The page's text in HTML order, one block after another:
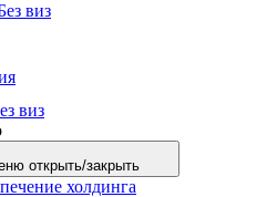
виз
виз
открыть/закрыть
холдинга